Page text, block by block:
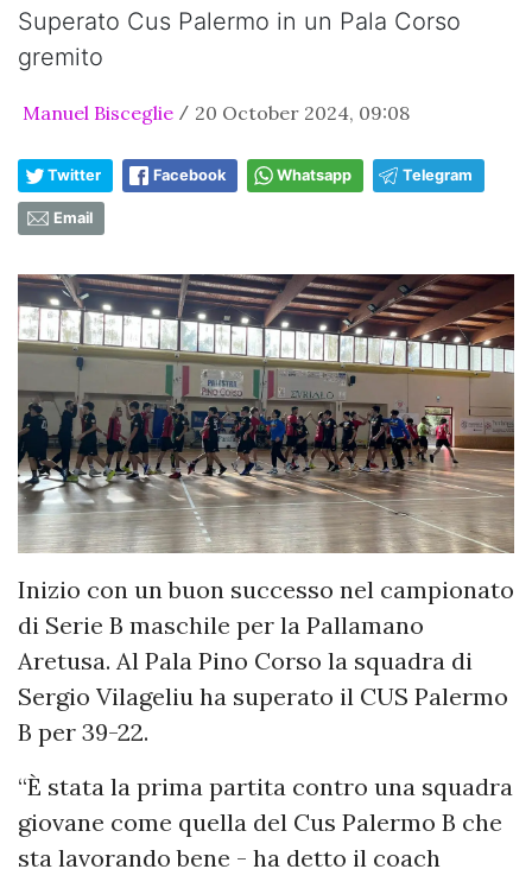
Superato Cus Palermo in un Pala Corso
gremito
Manuel Bisceglie / 20 October 2024, 09:08
Twitter Facebook Whatsapp Telegram
Email
Inizio con un buon successo nel campionato
di Serie B maschile per la Pallamano
Aretusa. Al Pala Pino Corso la squadra di
Sergio Vilageliu ha superato il CUS Palermo
B per 39-22.
“È stata la prima partita contro una squadra
giovane come quella del Cus Palermo B che
sta lavorando bene - ha detto il coach